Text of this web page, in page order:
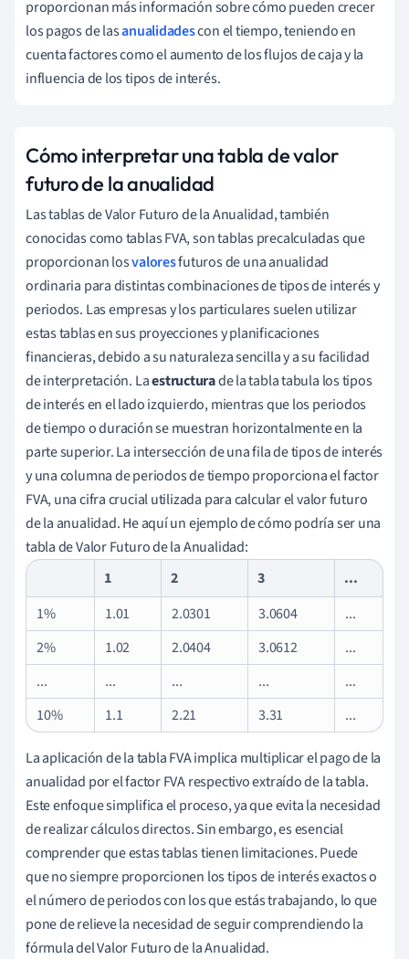
proporcionan más información sobre cómo pueden crecer
los pagos de lasanualidadescon el tiempo, teniendo en
cuenta factores como el aumento de los flujos de caja y la
influencia de los tipos de interés.
Cómo interpretar una tabla de valor
futuro de la anualidad
Las tablas de Valor Futuro de la Anualidad, también
conocidas como tablas FVA, son tablas precalculadas que
proporcionan losvaloresfuturos de una anualidad
ordinaria para distintas combinaciones de tipos de interés y
periodos. Las empresas y los particulares suelen utilizar
estas tablas en sus proyecciones y planificaciones
financieras, debido a su naturaleza sencilla y a su facilidad
de interpretación. Laestructurade la tabla tabula los tipos
de interés en el lado izquierdo, mientras que los periodos
de tiempo o duración se muestran horizontalmente en la
parte superior. La intersección de una fila de tipos de interés
y una columna de periodos de tiempo proporciona el factor
FVA, una cifra crucial utilizada para calcular el valor futuro
de la anualidad. He aquí un ejemplo de cómo podría ser una
tabla de Valor Futuro de la Anualidad:
1
2 3
...
1%
1.01 2.0301 3.0604
...
2%
1.02 2.0404 3.0612
...
...
... ... ...
...
10%
1.1 2.21 3.31 ...
La aplicación de la tabla FVA implica multiplicar el pago de la
anualidad por el factor FVA respectivo extraído de la tabla.
Este enfoque simplifica el proceso, ya que evita la necesidad
de realizar cálculos directos. Sin embargo, es esencial
comprender que estas tablas tienen limitaciones. Puede
que no siempre proporcionen los tipos de interés exactos o
el número de periodos con los que estás trabajando, lo que
pone de relieve la necesidad de seguir comprendiendo la
fórmula del Valor Futuro de la Anualidad.